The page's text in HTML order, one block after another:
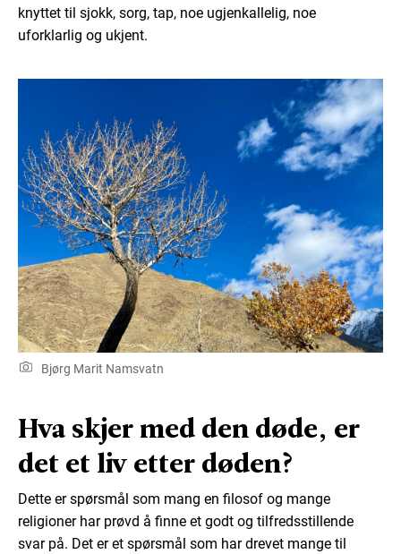
knyttet til sjokk, sorg, tap, noe ugjenkallelig, noe
uforklarlig og ukjent.
Bjørg Marit Namsvatn
Hva skjer med den døde, er
det et liv etter døden?
Dette er spørsmål som mang en filosof og mange
religioner har prøvd å finne et godt og tilfredsstillende
svar på. Det er et spørsmål som har drevet mange til